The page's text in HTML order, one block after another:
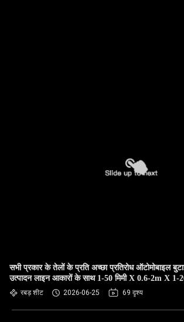
सभी प्रकार के तेलों के प्रति अच्छा प्रतिरोध ऑटोमोबाइल
उत्पादन लाइन आकारों के साथ 1-50 मिमी X 0.6-2m X
रबड़ शीट 2026-06-25 69 दृश्य